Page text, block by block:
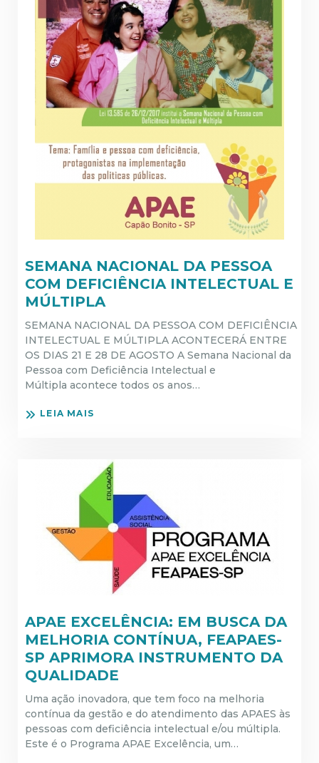
SEMANA NACIONAL DA PESSOA
COM DEFICIÊNCIA INTELECTUAL E
MÚLTIPLA
SEMANA NACIONAL DA PESSOA COM DEFICIÊNCIA
INTELECTUAL E MÚLTIPLA ACONTECERÁ ENTRE
OS DIAS 21 E 28 DE AGOSTO A Semana Nacional da
Pessoa com Deficiência Intelectual e
Múltipla acontece todos os anos…
LEIA MAIS
APAE EXCELÊNCIA: EM BUSCA DA
MELHORIA CONTÍNUA, FEAPAES-
SP APRIMORA INSTRUMENTO DA
QUALIDADE
Uma ação inovadora, que tem foco na melhoria
contínua da gestão e do atendimento das APAES às
pessoas com deficiência intelectual e/ou múltipla.
Este é o Programa APAE Excelência, um…